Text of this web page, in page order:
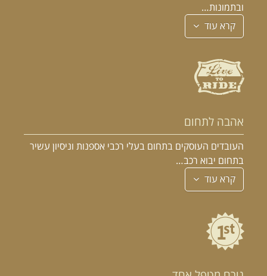
ובתמונות…
קרא עוד
אהבה לתחום
העובדים העוסקים בתחום בעלי רכבי אספנות וניסיון עשיר
בתחום יבוא רכב…
קרא עוד